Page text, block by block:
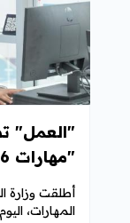
"العمل"
"مهارات 2026"
أطلقت وزارة
المهارات،